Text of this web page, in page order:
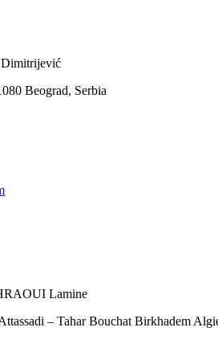
Beograd, Serbia
Lamine
– Tahar Bouchat Birkhadem